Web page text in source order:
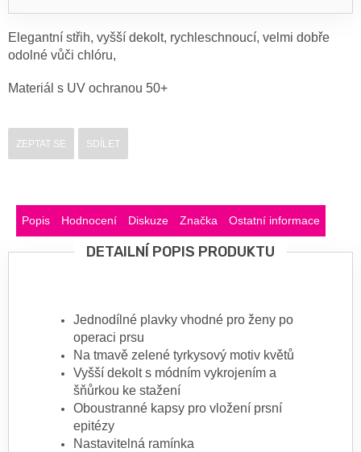
Elegantní střih, vyšší dekolt, rychleschnoucí, velmi dobře
odolné vůči chlóru,
Materiál s UV ochranou 50+
ZEPTAT SE SDÍLET
Popis Hodnocení Diskuze Značka Ostatní informace
DETAILNÍ POPIS PRODUKTU
Jednodílné plavky vhodné pro ženy po
operaci prsu
Na tmavě zelené tyrkysový motiv květů
Vyšší dekolt s módním vykrojením a
šňůrkou ke stažení
Oboustranné kapsy pro vložení prsní
epitézy
Nastavitelná ramínka